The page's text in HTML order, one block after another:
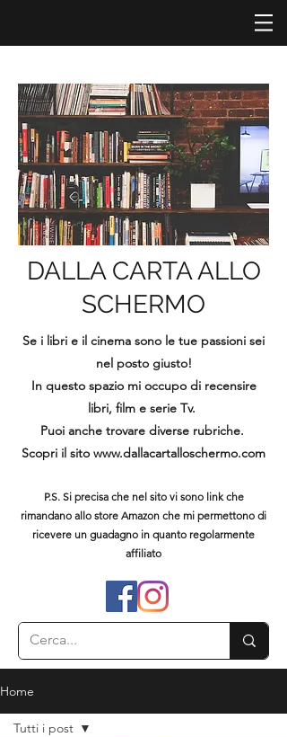
DALLA CARTA ALLO
SCHERMO
Se i libri e il cinema sono le tue passioni sei
nel posto giusto!
In questo spazio mi occupo di recensire
libri, film e serie Tv.
Puoi anche trovare diverse rubriche.
Scopri il sito www.dallacartalloschermo.com
P.S. Si precisa che nel sito vi sono link che
rimandano allo store Amazon che mi permettono di
ricevere un guadagno in quanto regolarmente
affiliato
Home
Tutti i post